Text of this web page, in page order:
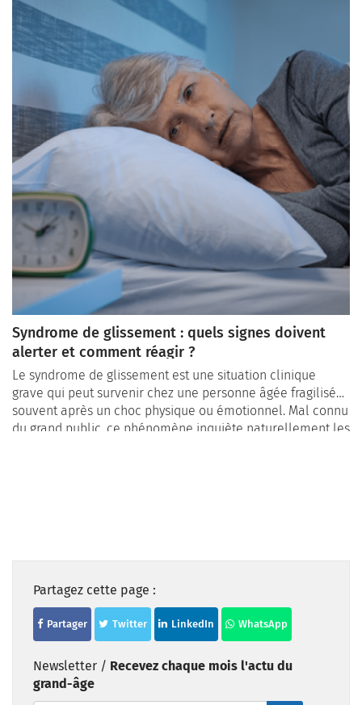
Syndrome de glissement : quels signes doivent
alerter et comment réagir ?
Le syndrome de glissement est une situation clinique
grave qui peut survenir chez une personne âgée fragilisée,
souvent après un choc physique ou émotionnel. Mal connu
du grand public, ce phénomène inquiète naturellement les
Partagez cette page :
Partager Twitter LinkedIn WhatsApp
Newsletter / Recevez chaque mois l'actu du
grand-âge